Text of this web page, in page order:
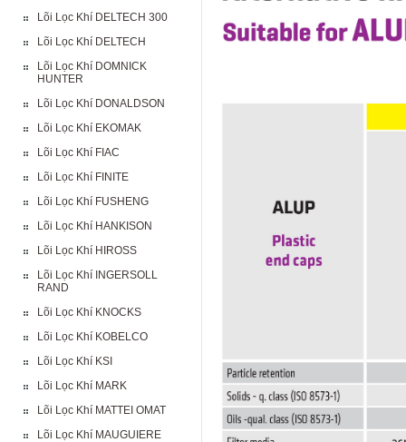
Lõi Lọc Khí DELTECH 300
Lõi Lọc Khí DELTECH
Lõi Lọc Khí DOMNICK
HUNTER
Lõi Lọc Khí DONALDSON
Lõi Lọc Khí EKOMAK
Lõi Lọc Khí FIAC
Lõi Lọc Khí FINITE
Lõi Lọc Khí FUSHENG
Lõi Lọc Khí HANKISON
Lõi Lọc Khí HIROSS
Lõi Lọc Khí INGERSOLL
RAND
Lõi Lọc Khí KNOCKS
Lõi Lọc Khí KOBELCO
Lõi Lọc Khí KSI
Lõi Lọc Khí MARK
Lõi Lọc Khí MATTEI OMAT
Lõi Lọc Khí MAUGUIERE